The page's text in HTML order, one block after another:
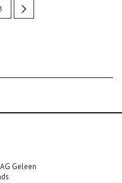
Geleen